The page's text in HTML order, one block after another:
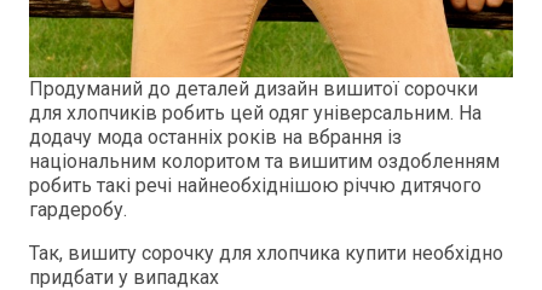
Продуманий до деталей дизайн вишитої сорочки
для хлопчиків робить цей одяг універсальним. На
додачу мода останніх років на вбрання із
національним колоритом та вишитим оздобленням
робить такі речі найнеобхіднішою річчю дитячого
гардеробу.
Так, вишиту сорочку для хлопчика купити необхідно
придбати у випадках